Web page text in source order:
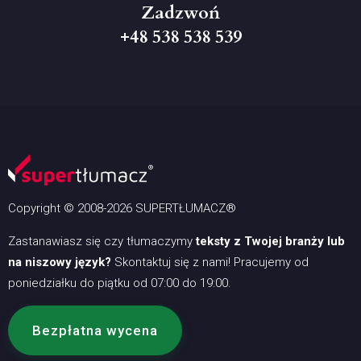
Zadzwoń
+48 538 538 539
Copyright © 2008-2026 SUPERTŁUMACZ®
Zastanawiasz się czy tłumaczymyteksty z Twojej branży lub
na niszowy język? Skontaktuj się z nami! Pracujemy od
poniedziałku do piątku od 07:00 do 19:00.
Bezpłatna wycena